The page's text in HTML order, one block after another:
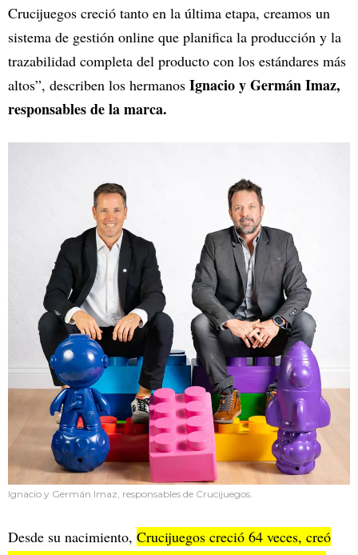
Crucijuegos creció tanto en la última etapa, creamos un
sistema de gestión online que planifica la producción y la
trazabilidad completa del producto con los estándares más
altos”, describen los hermanos Ignacio y Germán Imaz,
responsables de la marca.
Ignacio y Germán Imaz, responsables de Crucijuegos.
Desde su nacimiento, Crucijuegos creció 64 veces, creó